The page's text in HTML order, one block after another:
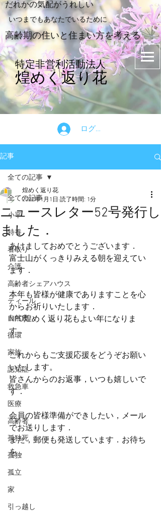
​だれかの気配がうれしい
​いつまでもあなたでいるために
​高齢期の住いと住まい方を考える
特定非営利活動法人
煌めく返り花
ログイン
記事
全ての記事
小平
特養
看取り
介護
高齢者シェアハウス
ティール
自然農
循環
家族
認知症
救急車
医療
高齢者
孤独死
孤独
孤立
家
引っ越し
全ての記事
ニュースレター52号発行し
ました．
煌めく返り花
2022年1月1日 読了時間: 1分
あけましておめでとうございます．
富士山がくっきりみえる朝を迎えてい
ます．
本年も皆様が健康でありますことを心
からお祈りいたします．
NPO煌めく返り花もよい年になりま
す．
これからもご支援応援をどうぞお願い
いたします。
皆さんからのお返事，いつも嬉しいで
す．
会員の皆様準備ができしたい，メール
でお送りします．
また，郵便も発送しています．お待ち
を．